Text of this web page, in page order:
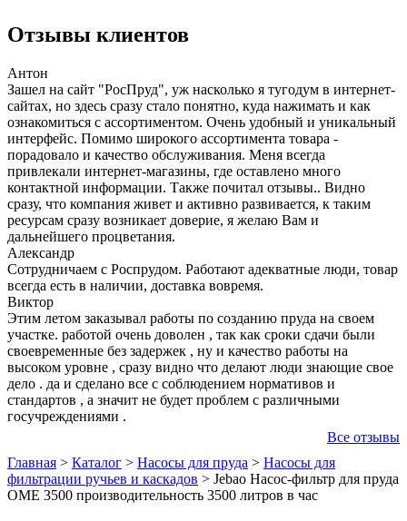
Отзывы клиентов
Антон
Зашел на сайт "РосПруд", уж насколько я тугодум в интернет-
сайтах, но здесь сразу стало понятно, куда нажимать и как
ознакомиться с ассортиментом. Очень удобный и уникальный
интерфейс. Помимо широкого ассортимента товара -
порадовало и качество обслуживания. Меня всегда
привлекали интернет-магазины, где оставлено много
контактной информации. Также почитал отзывы.. Видно
сразу, что компания живет и активно развивается, к таким
ресурсам сразу возникает доверие, я желаю Вам и
дальнейшего процветания.
Александр
Сотрудничаем с Роспрудом. Работают адекватные люди, товар
всегда есть в наличии, доставка вовремя.
Виктор
Этим летом заказывал работы по созданию пруда на своем
участке. работой очень доволен , так как сроки сдачи были
своевременные без задержек , ну и качество работы на
высоком уровне , сразу видно что делают люди знающие свое
дело . да и сделано все с соблюдением нормативов и
стандартов , а значит не будет проблем с различными
госучреждениями .
Все отзывы
Главная > Каталог > Насосы для пруда > Насосы для
фильтрации ручьев и каскадов > Jebao Насос-фильтр для пруда
OME 3500 производительность 3500 литров в час